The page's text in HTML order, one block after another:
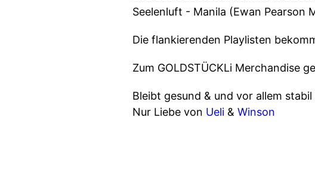
Seelenluft - Manila (Ewan Pearson
Die flankierenden Playlisten
Zum GOLDSTÜCKLi Merchandise
Bleibt gesund & und vor allem stabil
Nur Liebe von Ueli & Winson